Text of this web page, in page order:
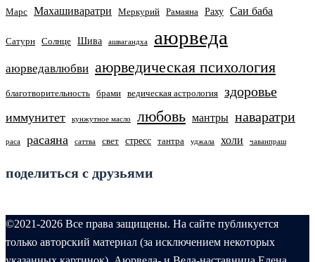
Марс
Махашиваратри Меркурий Рамаяна Раху Саи баба
Сатурн Солнце Шива ашвагандха аюрведа
аюрведавлюбви аюрведическая психология
благотворительность брами ведическая астрология здоровье
иммунитет кунжутное масло любовь мантры наваратри
раса расаяна саттва свет стресс тантра уджала холи чаванпраш
поделиться с друзьями
©2021-2026 Все права защищены. На сайте публикуется
только авторский материал (за исключением некоторых